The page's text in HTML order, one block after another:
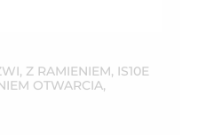
Z RAMIENIEM, IS10E
OTWARCIA,